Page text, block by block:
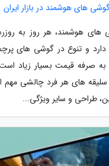
گوشی های هوشمند در بازار ایران
های هوشمند، هر روز به
دارد و تنوع در گوشی های
صرفه قیمت بسیار زیاد
سلیقه های هر فرد چالشی مهم
طراحی و سایر ویژگی...